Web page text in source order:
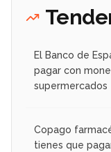
El Banco de
pagar con
supermercados
Copago
tienes que